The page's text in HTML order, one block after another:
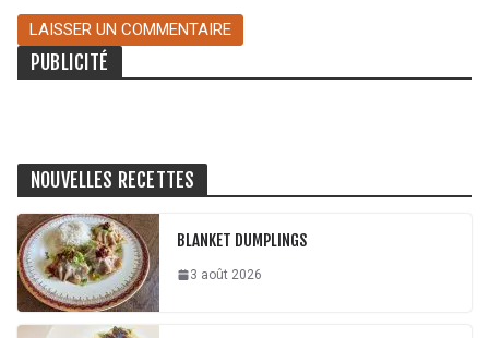
PUBLICITÉ
NOUVELLES RECETTES
BLANKET DUMPLINGS
3 août 2026